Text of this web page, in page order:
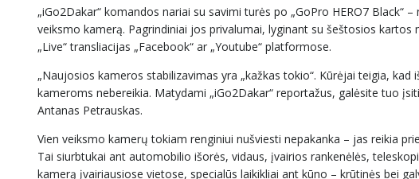
„iGo2Dakar“ komandos nariai su savimi turės po „GoPro HERO7
veiksmo kamerą. Pagrindiniai jos privalumai, lyginant su šeštosios
„Live“ transliacijas „Facebook“ ar „Youtube“ platformose.
„Naujosios kameros stabilizavimas yra „kažkas tokio“. Kūrėjai teigia,
kameroms nebereikia. Matydami „iGo2Dakar“ reportažus, galėsite tuo
Antanas Petrauskas.
Vien veiksmo kamerų tokiam renginiui nušviesti nepakanka – jas reikia
Tai siurbtukai ant automobilio išorės, vidaus, įvairios rankenėlės,
kamerą įvairiausiose vietose, specialūs laikikliai ant kūno – krūtinės bei